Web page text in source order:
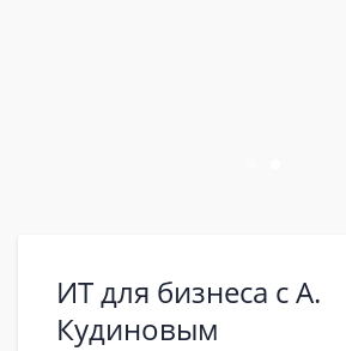
ИТ для бизнеса с А.
Кудиновым​​